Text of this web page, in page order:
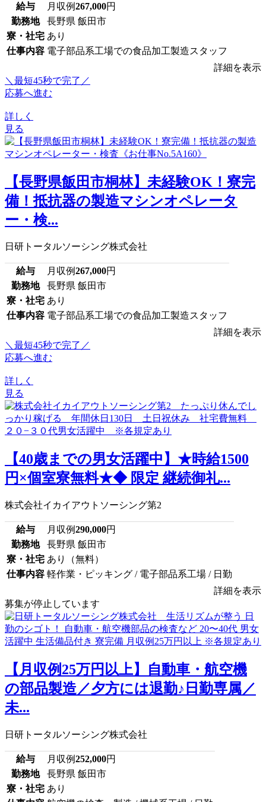
給与 月収例267,000円
勤務地
長野県 飯田市
寮・社宅 あり
仕事内容 電子部品系工場での食品加工製造スタッフ
詳細を表示
＼最短45秒で完了／
応募へ進む
詳しく
見る
【長野県飯田市桐林】未経験OK！寮完
備！抵抗器の製造マシンオペレータ
ー・検...
日研トータルソーシング株式会社
給与 月収例267,000円
勤務地
長野県 飯田市
寮・社宅 あり
仕事内容 電子部品系工場での食品加工製造スタッフ
詳細を表示
＼最短45秒で完了／
応募へ進む
詳しく
見る
【40歳までの男女活躍中】★時給1500
円×個室寮無料★◆ 限定 継続御礼...
株式会社イカイアウトソーシング第2
給与 月収例290,000円
勤務地
長野県 飯田市
寮・社宅 あり（無料）
仕事内容 軽作業・ピッキング / 電子部品系工場 / 日勤
詳細を表示
募集が停止しています
【月収例25万円以上】自動車・航空機
の部品製造／夕方には退勤♪日勤専属／
未...
日研トータルソーシング株式会社
給与 月収例252,000円
勤務地
長野県 飯田市
寮・社宅 あり